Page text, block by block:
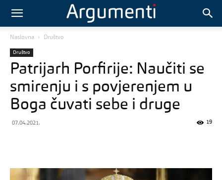
Naslovna Društvo
Društvo
Patrijarh Porfirije: Naučiti se
smirenju i s povjerenjem u
Boga čuvati sebe i druge
07.04.2021. 19